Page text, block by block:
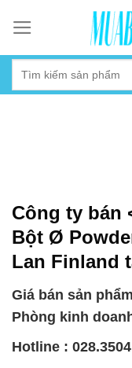
content
Công ty bán
Bột Ø
Lan Finland
Giá bán sản
Phòng kinh
Hotline :